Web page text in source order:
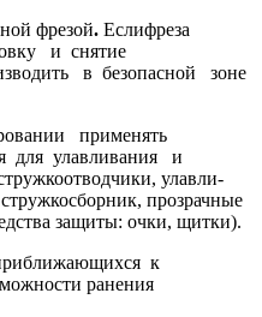
фрезой. Еслифреза
и снятие
в безопасной зоне
применять
для улавливания и
улавли­
прозрачные
защиты: очки, щитки).
к
ранения